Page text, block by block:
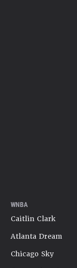
WNBA
Caitlin Clark
Atlanta Dream
Chicago Sky